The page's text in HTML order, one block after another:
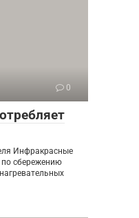
0
Инфракрасные
сбережению